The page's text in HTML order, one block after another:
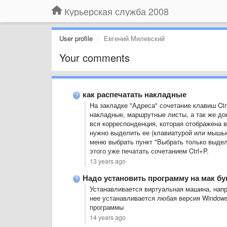
Курьерская служба 2008
User profile Евгений Милевский
Your comments
как распечатать накладные
На закладке "Адреса" сочетание клавиш
накладные, маршрутные листы, а так же
вся корреспонденция, которая
нужно выделить ее (клавиатурой или
меню выбрать пункт "Выбрать только
этого уже печатать сочетанием Ctrl+P.
13 years ago
Надо установить программу на мак
Устанавливается виртуальная машина,
нее устанавливается любая версия
программы
14 years ago